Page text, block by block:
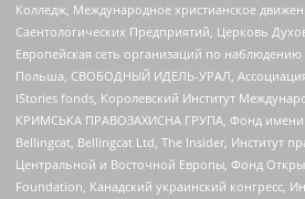
Колледж, Международное христианское
Саентологических Предприятий, Церковь
Европейская сеть организаций по
Польша, СВОБОДНЫЙ ИДЕЛЬ-УРАЛ, Ассоциация
IStories fonds, Королевский Институт
КРИМСЬКА ПРАВОЗАХИСНА ГРУПА, Фонд имени
Bellingcat, Bellingcat Ltd, The Insider, Институт
Центральной и Восточной Европы, Фонд
Foundation, Канадский украинский конгресс,